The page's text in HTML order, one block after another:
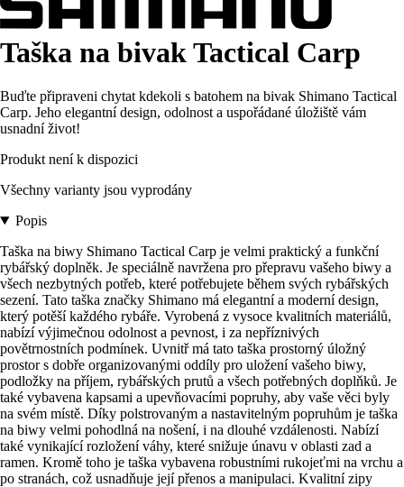
Taška na bivak Tactical Carp
Buďte připraveni chytat kdekoli s batohem na bivak Shimano Tactical
Carp. Jeho elegantní design, odolnost a uspořádané úložiště vám
usnadní život!
Produkt není k dispozici
Všechny varianty jsou vyprodány
Popis
Taška na biwy Shimano Tactical Carp je velmi praktický a funkční
rybářský doplněk. Je speciálně navržena pro přepravu vašeho biwy a
všech nezbytných potřeb, které potřebujete během svých rybářských
sezení. Tato taška značky Shimano má elegantní a moderní design,
který potěší každého rybáře. Vyrobená z vysoce kvalitních materiálů,
nabízí výjimečnou odolnost a pevnost, i za nepříznivých
povětrnostních podmínek. Uvnitř má tato taška prostorný úložný
prostor s dobře organizovanými oddíly pro uložení vašeho biwy,
podložky na příjem, rybářských prutů a všech potřebných doplňků. Je
také vybavena kapsami a upevňovacími popruhy, aby vaše věci byly
na svém místě. Díky polstrovaným a nastavitelným popruhům je taška
na biwy velmi pohodlná na nošení, i na dlouhé vzdálenosti. Nabízí
také vynikající rozložení váhy, které snižuje únavu v oblasti zad a
ramen. Kromě toho je taška vybavena robustními rukojeťmi na vrchu a
po stranách, což usnadňuje její přenos a manipulaci. Kvalitní zipy